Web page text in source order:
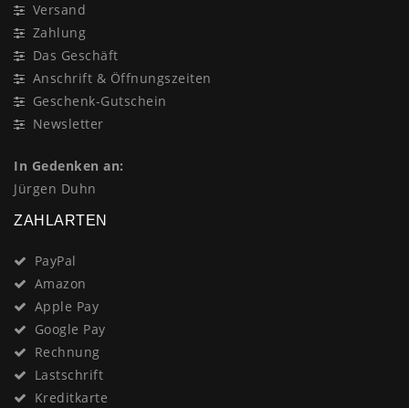
Versand
Zahlung
Das Geschäft
Anschrift & Öffnungszeiten
Geschenk-Gutschein
Newsletter
In Gedenken an:
Jürgen Duhn
ZAHLARTEN
PayPal
Amazon
Apple Pay
Google Pay
Rechnung
Lastschrift
Kreditkarte